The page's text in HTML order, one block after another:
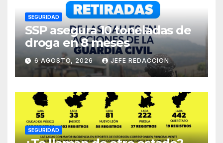
SEGURIDAD
SSP asegura 10 toneladas de
droga en 8 meses
6 AGOSTO, 2026 JEFE REDACCION
SEGURIDAD